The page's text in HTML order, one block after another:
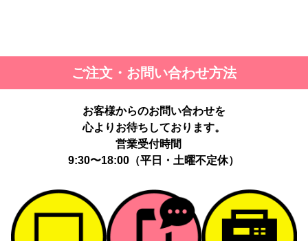
ご注文・お問い合わせ方法
お客様からのお問い合わせを
心よりお待ちしております。
営業受付時間
9:30〜18:00（平日・土曜不定休）